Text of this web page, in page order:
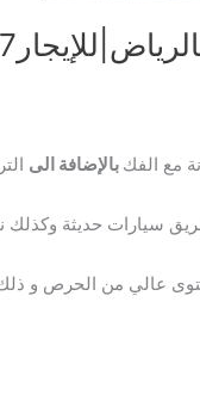
مع الفك والتغليف
مع الفك بالإضافة الى
سيارات حديثة وكذلك
عالي من الحرص و ذلك